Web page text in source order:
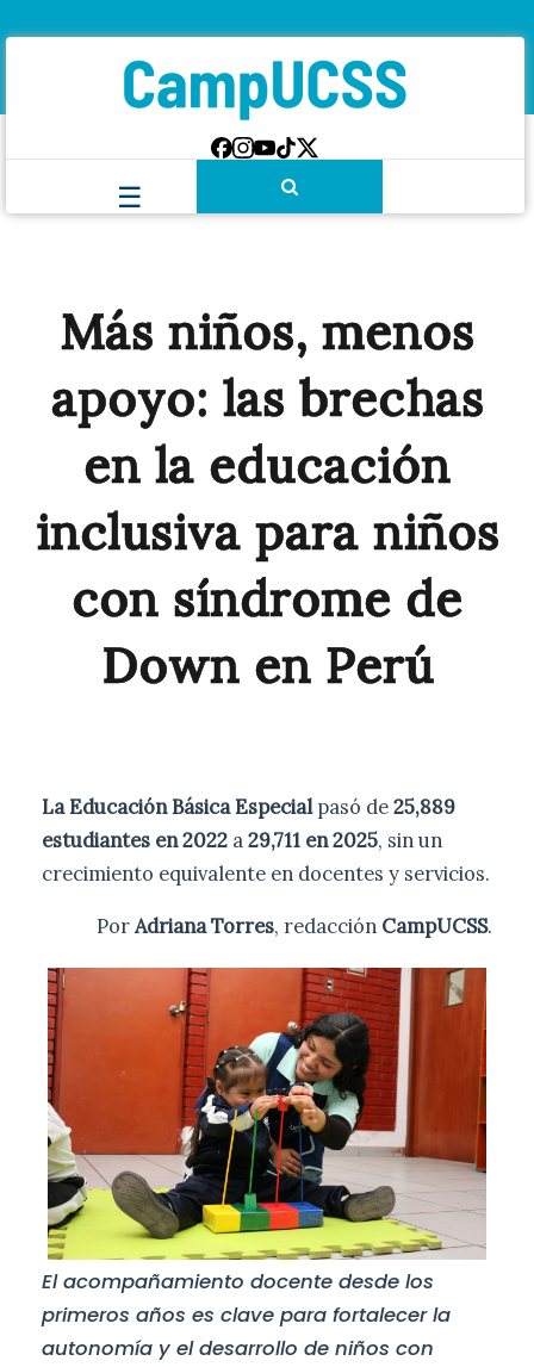
Más niños, menos
apoyo: las brechas
en la educación
inclusiva para niños
con síndrome de
Down en Perú
La Educación Básica Especialpasó de25,889
estudiantes en 2022 a29,711 en 2025, sin un
crecimiento equivalente en docentes y servicios.
PorAdriana Torres, redacción CampUCSS.
El acompañamiento docente desde los
primeros años es clave para fortalecer la
autonomía y el desarrollo de niños con